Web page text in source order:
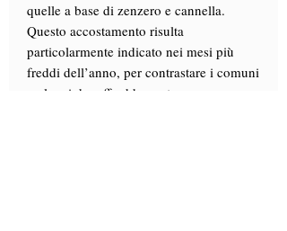
quelle a base di zenzero e cannella.
Questo accostamento risulta
particolarmente indicato nei mesi più
freddi dell’anno, per contrastare i comuni
malanni da raffreddamento.